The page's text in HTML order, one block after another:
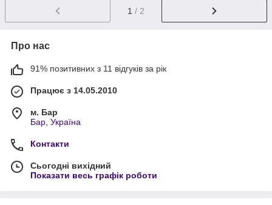
1 / 2
Про нас
91% позитивних з 11 відгуків за рік
Працює з 14.05.2010
м. Бар
Бар, Україна
Контакти
Сьогодні вихідний
Показати весь графік роботи